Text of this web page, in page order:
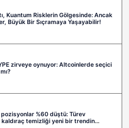
Kuantum Risklerin Gölgesinde: Ancak
Büyük Bir Sıçramaya Yaşayabilir!
zirveye oynuyor: Altcoinlerde seçici
pozisyonlar %60 düştü: Türev
temizliği yeni bir trendin